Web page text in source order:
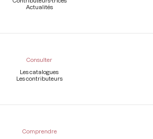
Actualités
Consulter
Les catalogues
Les contributeurs
Comprendre